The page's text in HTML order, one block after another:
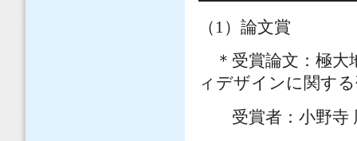
（1）論文賞
＊受賞論文：極大
ィデザインに関す
受賞者：小野寺